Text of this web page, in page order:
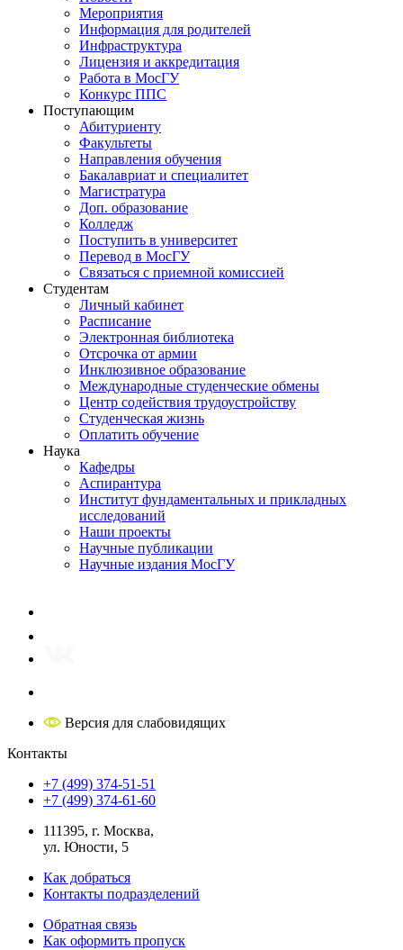
Мероприятия
Информация для родителей
Инфраструктура
Лицензия и аккредитация
Работа в МосГУ
Конкурс ППС
Поступающим
Абитуриенту
Факультеты
Направления обучения
Бакалавриат и специалитет
Магистратура
Доп. образование
Колледж
Поступить в университет
Перевод в МосГУ
Связаться с приемной комиссией
Студентам
Личный кабинет
Расписание
Электронная библиотека
Отсрочка от армии
Инклюзивное образование
Международные студенческие обмены
Центр содействия трудоустройству
Студенческая жизнь
Оплатить обучение
Наука
Кафедры
Аспирантура
Институт фундаментальных и прикладных
исследований
Наши проекты
Научные публикации
Научные издания МосГУ
Версия для слабовидящих
Контакты
+7 (499) 374-51-51
+7 (499) 374-61-60
111395, г. Москва,
ул. Юности, 5
Как добраться
Контакты подразделений
Обратная связь
Как оформить пропуск